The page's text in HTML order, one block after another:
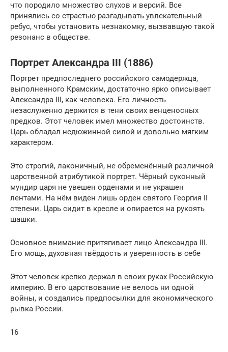
что породило множество слухов и версий. Все
принялись со страстью разгадывать увлекательный
ребус, чтобы установить незнакомку, вызвавшую такой
резонанс в обществе.
Портрет Александра III (1886)
Портрет предпоследнего российского самодержца,
выполненного Крамским, достаточно ярко описывает
Александра III, как человека. Его личность
незаслуженно держится в тени своих венценосных
предков. Этот человек имел множество достоинств.
Царь обладал недюжинной силой и довольно мягким
характером.
Это строгий, лаконичный, не обременённый различной
царственной атрибутикой портрет. Чёрный суконный
мундир царя не увешен орденами и не украшен
лентами. На нём виден лишь орден святого Георгия II
степени. Царь сидит в кресле и опирается на рукоять
шашки.
Основное внимание притягивает лицо Александра III.
Его мощь, духовная твёрдость и уверенность в себе
Этот человек крепко держал в своих руках Российскую
империю. В его царствование не велось ни одной
войны, и создались предпосылки для экономического
рывка России.
16